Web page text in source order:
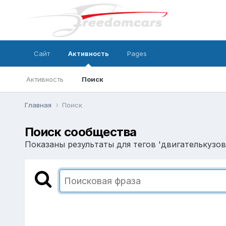
Сайт Активность
Активность Поиск
Pages
Главная Поиск
Поиск сообщества
Показаны результаты для тегов